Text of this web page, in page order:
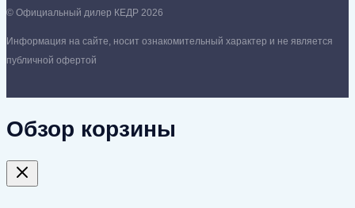
© Официальный дилер КЕДР 2026
Информация на сайте, носит ознакомительный характер и не является
публичной офертой
Обзор корзины